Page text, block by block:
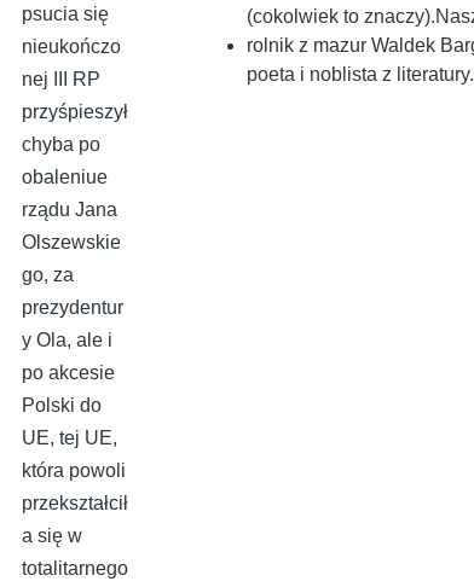
psucia się
nieukończo
nej III RP
przyśpieszył
chyba po
obaleniue
rządu Jana
Olszewskie
go, za
prezydentur
y Ola, ale i
po akcesie
Polski do
UE, tej UE,
która powoli
przekształcił
a się w
totalitarnego
(cokolwiek to
rolnik z mazur Waldek
poeta i noblista z